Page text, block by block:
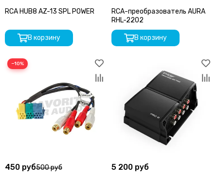
RCA HUB8 AZ-13 SPL POWER
В корзину
RCA-преобразователь AURA
RHL-2202
В корзину
−10%
450 руб500 руб 5 200 руб